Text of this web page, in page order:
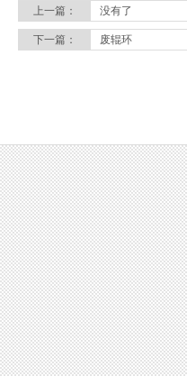
上一篇： 没有了
下一篇： 废辊环